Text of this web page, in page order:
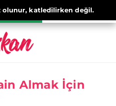
olunur, katledilirken değil.
Almak İçin